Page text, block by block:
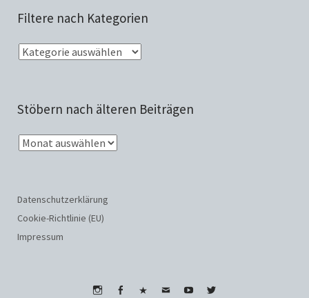
Filtere nach Kategorien
Stöbern nach älteren Beiträgen
Datenschutzerklärung
Cookie-Richtlinie (EU)
Impressum